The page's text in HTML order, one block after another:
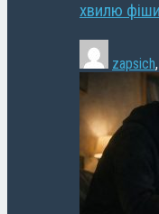
хвилю
zapsich,